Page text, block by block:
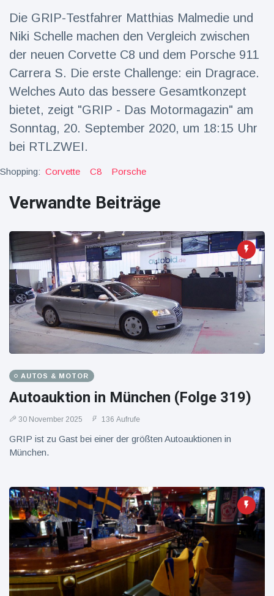
Reisen & Abenteuer (2252)
Neueste
Nachrichten
"Das alte
England":
frustriert
Aus
Aufrufe
Jungstorch
nimmt
16 Juli
52
Vor WM-
Finale:
Rauch-
Warnung
und Hitze
in New
York
16 Juli
Aufrufe
Die GRIP-Testfahrer Matthias Malmedie und
Niki Schelle machen den Vergleich zwischen
der neuen Corvette C8 und dem Porsche 911
Carrera S. Die erste Challenge: ein Dragrace.
Welches Auto das bessere Gesamtkonzept
bietet, zeigt "GRIP - Das Motormagazin" am
Sonntag, 20. September 2020, um 18:15 Uhr
bei RTLZWEI.
Shopping: Corvette C8 Porsche
Verwandte Beiträge
AUTOS & MOTOR
Autoauktion in München (Folge 319)
30 November 2025 136 Aufrufe
GRIP ist zu Gast bei einer der größten Autoauktionen in
München.